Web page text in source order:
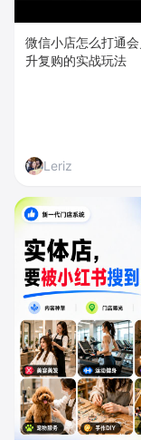
微信小店怎么打通
升复购的实战玩法
Leriz